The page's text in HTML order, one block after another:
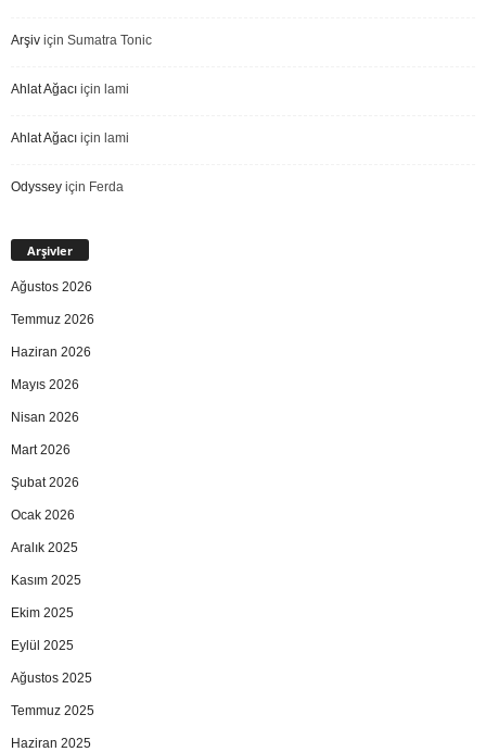
Arşiv için Sumatra Tonic
Ahlat Ağacı için lami
Ahlat Ağacı için lami
Odyssey için Ferda
Arşivler
Ağustos 2026
Temmuz 2026
Haziran 2026
Mayıs 2026
Nisan 2026
Mart 2026
Şubat 2026
Ocak 2026
Aralık 2025
Kasım 2025
Ekim 2025
Eylül 2025
Ağustos 2025
Temmuz 2025
Haziran 2025